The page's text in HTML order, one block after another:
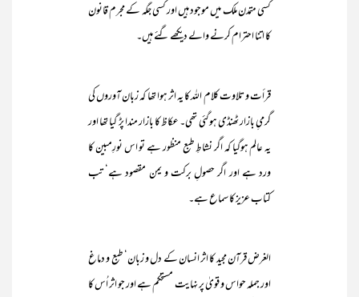
کسی متمدن ملک میں موجود ہیں اور کسی جگہ کے مجرم قانون
کا اتنا احترام کرنے والے دیکھے گئے ہیں۔
قرأت و تلاوت کلام اللہ کا یہ اثر ہوا تھا کہ زبان آوروں کی
گرمیِ بازار ٹھنڈی ہوگئی تھی۔ عکاظ کا بازار مندا پڑ گیا تھا اور
یہ عالم ہوگیا کہ اگر نشاطِ طبع منظور ہے تو اس نورِمبین کا
ورد ہے اور اگر حصولِ برکت و یمن مقصود ہے‘ تب
کتاب عزیز کا سماع ہے۔
الغرض قرآن مجید کا اثر انسان کے دل و زبان‘ طبع و دماغ
اور جملہ حواس و قویٰ پر نہایت مستحکم ہے اور جو اثر اُس کا